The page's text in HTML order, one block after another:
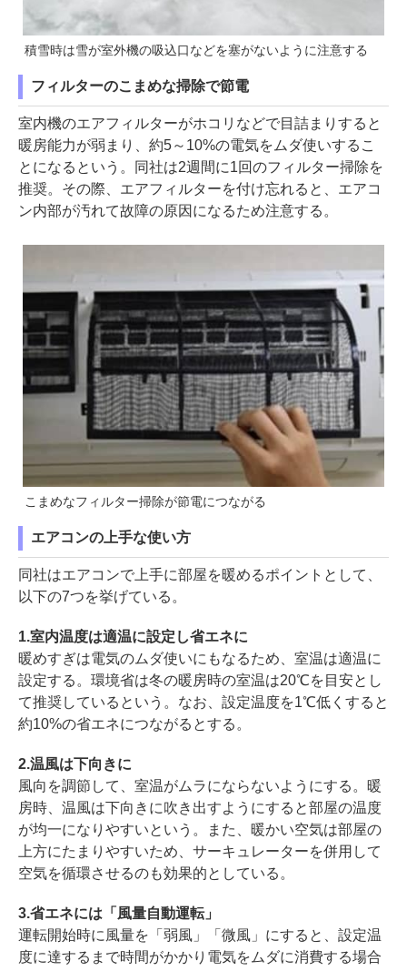
積雪時は雪が室外機の吸込口などを塞がないように注意する
フィルターのこまめな掃除で節電
室内機のエアフィルターがホコリなどで目詰まりすると
暖房能力が弱まり、約5～10%の電気をムダ使いするこ
とになるという。同社は2週間に1回のフィルター掃除を
推奨。その際、エアフィルターを付け忘れると、エアコ
ン内部が汚れて故障の原因になるため注意する。
こまめなフィルター掃除が節電につながる
エアコンの上手な使い方
同社はエアコンで上手に部屋を暖めるポイントとして、
以下の7つを挙げている。
1.室内温度は適温に設定し省エネに
暖めすぎは電気のムダ使いにもなるため、室温は適温に
設定する。環境省は冬の暖房時の室温は20℃を目安とし
て推奨しているという。なお、設定温度を1℃低くすると
約10%の省エネにつながるとする。
2.温風は下向きに
風向を調節して、室温がムラにならないようにする。暖
房時、温風は下向きに吹き出すようにすると部屋の温度
が均一になりやすいという。また、暖かい空気は部屋の
上方にたまりやすいため、サーキュレーターを併用して
空気を循環させるのも効果的としている。
3.省エネには「風量自動運転」
運転開始時に風量を「弱風」「微風」にすると、設定温
度に達するまで時間がかかり電気をムダに消費する場合